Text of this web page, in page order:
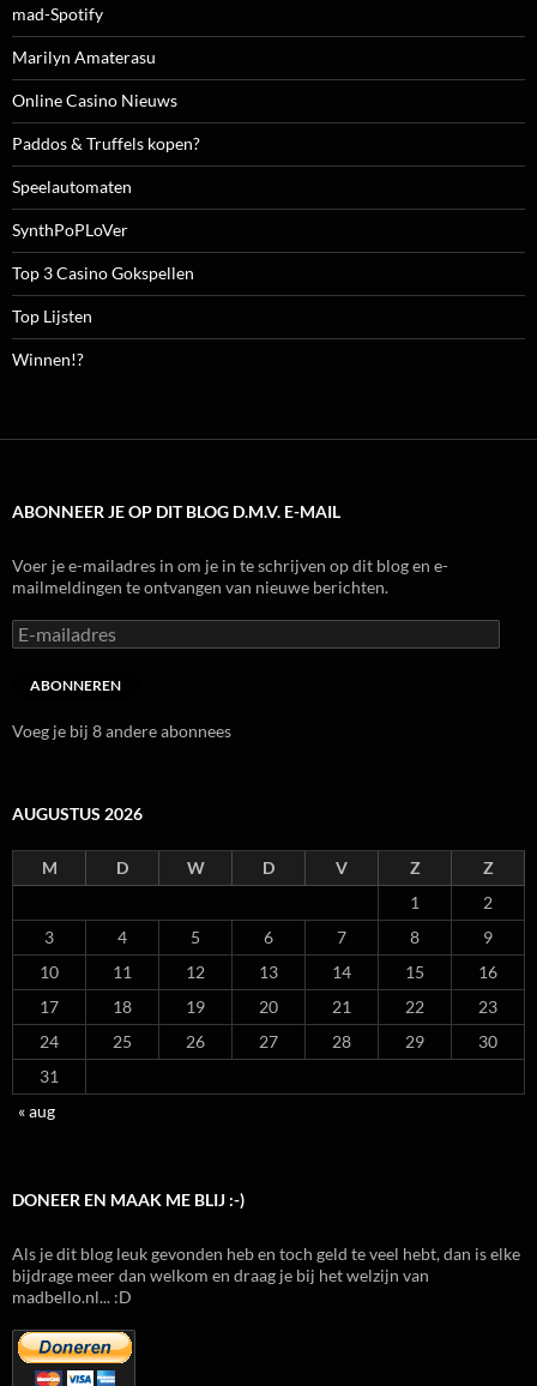
mad-Spotify
Marilyn Amaterasu
Online Casino Nieuws
Paddos & Truffels kopen?
Speelautomaten
SynthPoPLoVer
Top 3 Casino Gokspellen
Top Lijsten
Winnen!?
ABONNEER JE OP DIT BLOG D.M.V. E-MAIL
Voer je e-mailadres in om je in te schrijven op dit blog en e-
mailmeldingen te ontvangen van nieuwe berichten.
E-
mailadres
ABONNEREN
Voeg je bij 8 andere abonnees
AUGUSTUS 2026
M D W D V Z
Z
1
2
3
4 5 6 7 8
9
10
11 12 13 14 15
16
17
18 19 20 21 22
23
24
25 26 27 28 29
30
31
« aug
DONEER EN MAAK ME BLIJ :-)
Als je dit blog leuk gevonden heb en toch geld te veel hebt, dan is elke
bijdrage meer dan welkom en draag je bij het welzijn van
madbello.nl... :D